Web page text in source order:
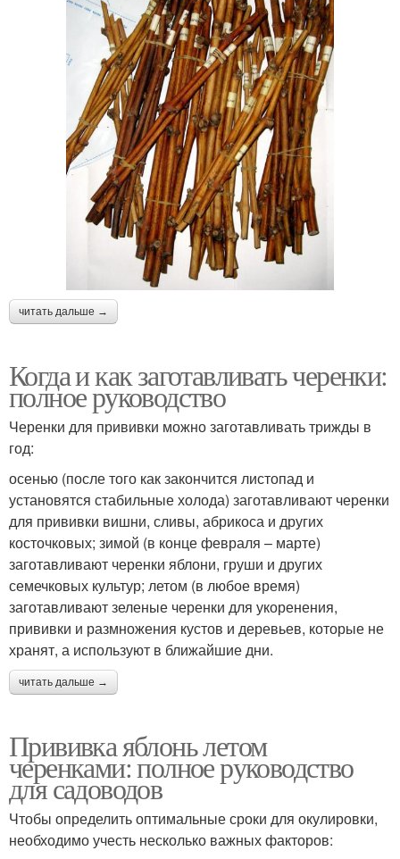
читать дальше →
Когда и как заготавливать черенки:
полное руководство
Черенки для прививки можно заготавливать трижды в
год:
осенью (после того как закончится листопад и
установятся стабильные холода) заготавливают черенки
для прививки вишни, сливы, абрикоса и других
косточковых; зимой (в конце февраля – марте)
заготавливают черенки яблони, груши и других
семечковых культур; летом (в любое время)
заготавливают зеленые черенки для укоренения,
прививки и размножения кустов и деревьев, которые не
хранят, а используют в ближайшие дни.
читать дальше →
Прививка яблонь летом
черенками: полное руководство
для садоводов
Чтобы определить оптимальные сроки для окулировки,
необходимо учесть несколько важных факторов: